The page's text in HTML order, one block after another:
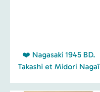
❤️ Nagasaki 1945 BD.
Takashi et Midori Nagaï